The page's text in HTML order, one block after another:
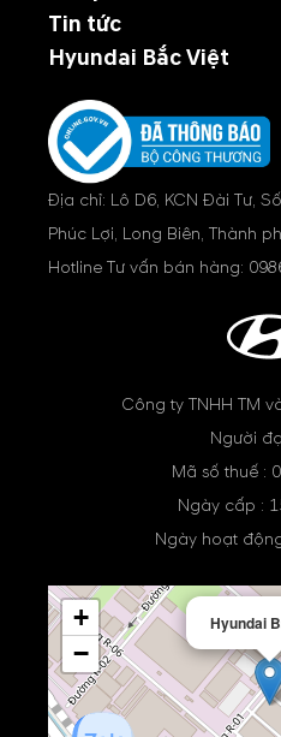
Tin tức
Hyundai Bắc Việt
Địa chỉ: Lô D6, KCN Đài Tư,
Phúc Lợi, Long Biên, Thành
Hotline Tư vấn bán hàng:
Công ty TNHH TM
Người
Mã số thuế :
Ngày cấp :
Ngày hoạt
Hyundai
+
−